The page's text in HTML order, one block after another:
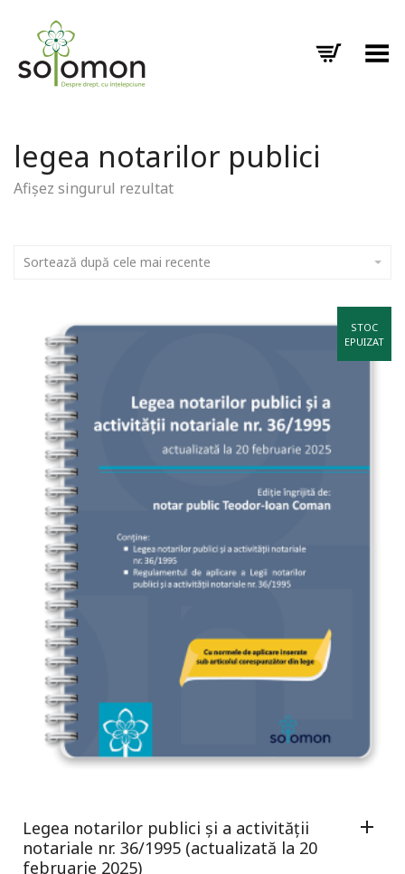
Toggle Menu
legea notarilor publici
Afișez singurul rezultat
Sortează după cele mai recente
STOC
EPUIZAT
Legea notarilor publici și a activității
notariale nr. 36/1995 (actualizată la 20
februarie 2025)